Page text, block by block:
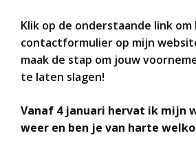
Klik op de onderstaande link om
contactformulier op mijn
maak de stap om jouw
te laten slagen!
Vanaf 4 januari hervat ik mijn
weer en ben je van harte